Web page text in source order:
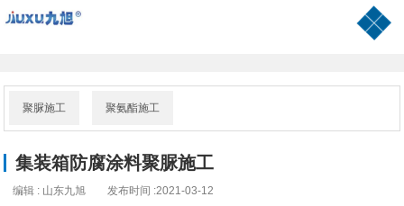
聚脲施工 聚氨酯施工
集装箱防腐涂料聚脲施工
编辑 : 山东九旭 发布时间 :2021-03-12